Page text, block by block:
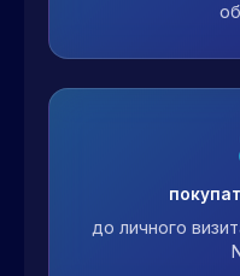
до личного